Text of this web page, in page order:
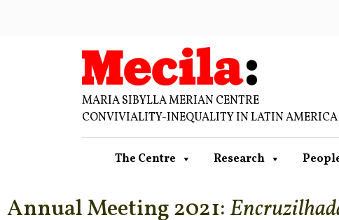
MARIA SIBYLLA MERIAN CENTRE
CONVIVIALITY-INEQUALITY IN LATIN AMERICA
The Centre Research
Annual Meeting 2021: